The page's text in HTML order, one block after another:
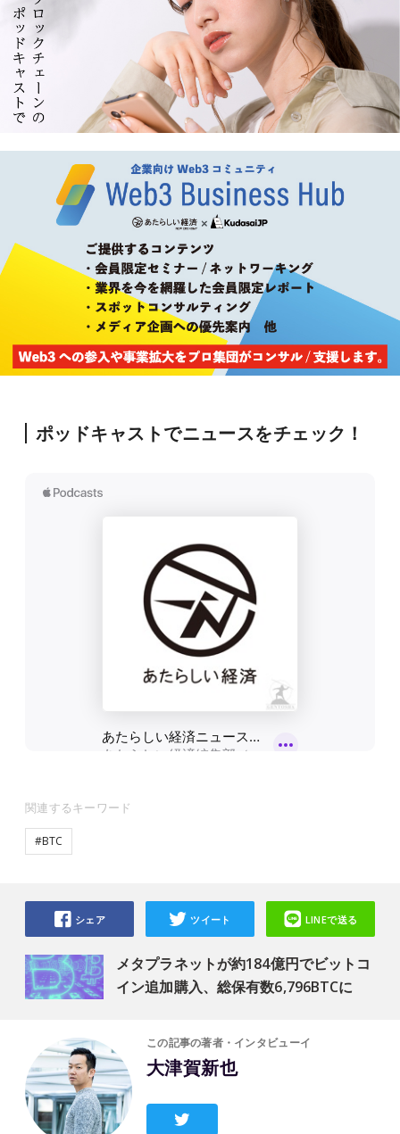
ポッドキャストでニュースをチェック！
関連するキーワード
#BTC
メタプラネットが約184億円でビットコ
イン追加購入、総保有数6,796BTCに
シェア ツイート LINEで送る
この記事の著者・インタビューイ
大津賀新也